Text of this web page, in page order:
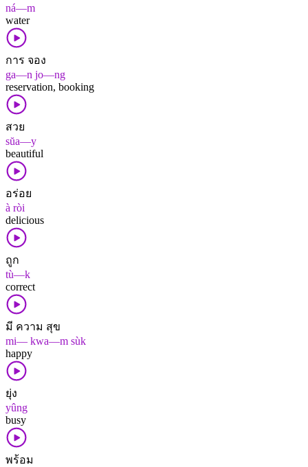
ná—m
water
การ จอง
ga—n jo—ng
reservation, booking
สวย
sŭa—y
beautiful
อร่อย
à ròi
delicious
ถูก
tù—k
correct
มี ความ สุข
mi— kwa—m sùk
happy
ยุ่ง
yûng
busy
พร้อม